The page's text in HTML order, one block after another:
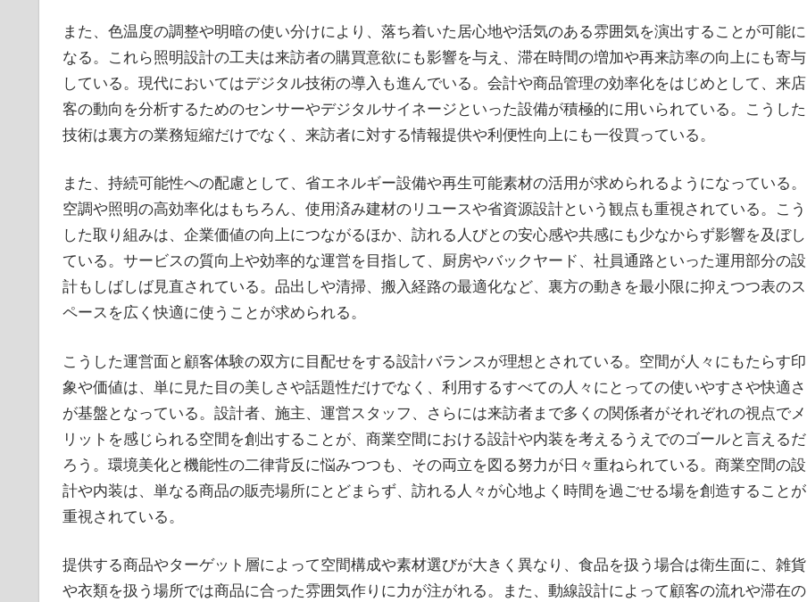
また、色温度の調整や明暗の使い分けにより、落ち着いた居心地や活気のある雰囲気を演出することが可能に
なる。これら照明設計の工夫は来訪者の購買意欲にも影響を与え、滞在時間の増加や再来訪率の向上にも寄与
している。現代においてはデジタル技術の導入も進んでいる。会計や商品管理の効率化をはじめとして、来店
客の動向を分析するためのセンサーやデジタルサイネージといった設備が積極的に用いられている。こうした
技術は裏方の業務短縮だけでなく、来訪者に対する情報提供や利便性向上にも一役買っている。
また、持続可能性への配慮として、省エネルギー設備や再生可能素材の活用が求められるようになっている。
空調や照明の高効率化はもちろん、使用済み建材のリユースや省資源設計という観点も重視されている。こう
した取り組みは、企業価値の向上につながるほか、訪れる人びとの安心感や共感にも少なからず影響を及ぼし
ている。サービスの質向上や効率的な運営を目指して、厨房やバックヤード、社員通路といった運用部分の設
計もしばしば見直されている。品出しや清掃、搬入経路の最適化など、裏方の動きを最小限に抑えつつ表のス
ペースを広く快適に使うことが求められる。
こうした運営面と顧客体験の双方に目配せをする設計バランスが理想とされている。空間が人々にもたらす印
象や価値は、単に見た目の美しさや話題性だけでなく、利用するすべての人々にとっての使いやすさや快適さ
が基盤となっている。設計者、施主、運営スタッフ、さらには来訪者まで多くの関係者がそれぞれの視点でメ
リットを感じられる空間を創出することが、商業空間における設計や内装を考えるうえでのゴールと言えるだ
ろう。環境美化と機能性の二律背反に悩みつつも、その両立を図る努力が日々重ねられている。商業空間の設
計や内装は、単なる商品の販売場所にとどまらず、訪れる人々が心地よく時間を過ごせる場を創造することが
重視されている。
提供する商品やターゲット層によって空間構成や素材選びが大きく異なり、食品を扱う場合は衛生面に、雑貨
や衣類を扱う場所では商品に合った雰囲気作りに力が注がれる。また、動線設計によって顧客の流れや滞在の